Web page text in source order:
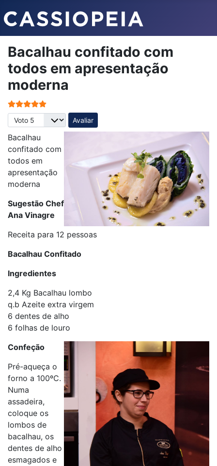
Bacalhau confitado com
todos em apresentação
moderna
Votos do utilizador:
Avalie, por favor
Bacalhau
confitado com
todos em
apresentação
moderna
Sugestão Chef
Ana Vinagre
Receita para 12 pessoas
Bacalhau Confitado
Ingredientes
2,4 Kg Bacalhau lombo
q.b Azeite extra virgem
6 dentes de alho
6 folhas de louro
Confeção
Pré-aqueça o
forno a 100ºC.
Numa
assadeira,
coloque os
lombos de
bacalhau, os
dentes de alho
esmagados e